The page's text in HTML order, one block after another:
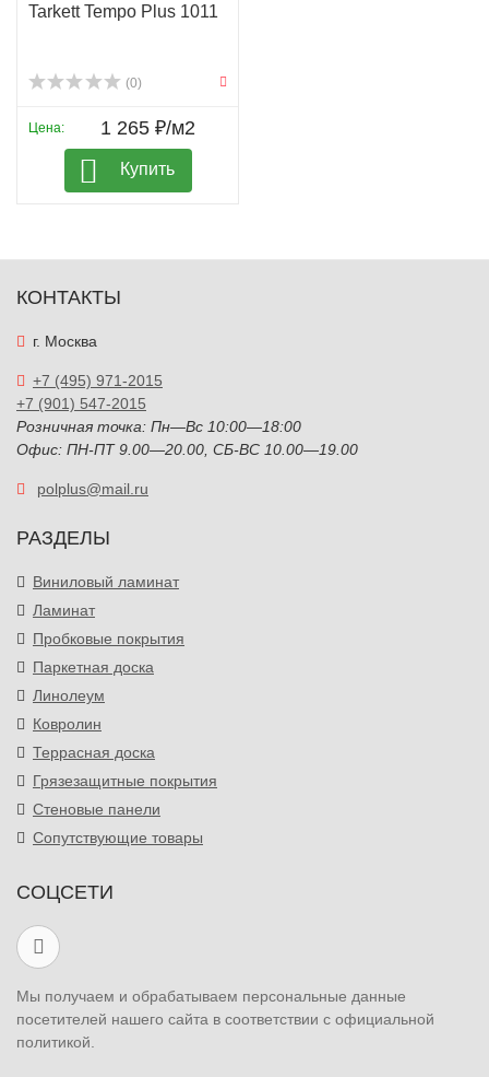
Tarkett Tempo Plus 1011
(0)
Цена: 1 265 ₽/м2
Купить
КОНТАКТЫ
г. Москва
+7 (495) 971-2015
+7 (901) 547-2015
Розничная точка: Пн—Вс 10:00—18:00
Офис: ПН-ПТ 9.00—20.00, СБ-ВС 10.00—19.00
polplus@mail.ru
РАЗДЕЛЫ
Виниловый ламинат
Ламинат
Пробковые покрытия
Паркетная доска
Линолеум
Ковролин
Террасная доска
Грязезащитные покрытия
Стеновые панели
Сопутствующие товары
СОЦСЕТИ
Мы получаем и обрабатываем персональные данные
посетителей нашего сайта в соответствии с официальной
политикой.